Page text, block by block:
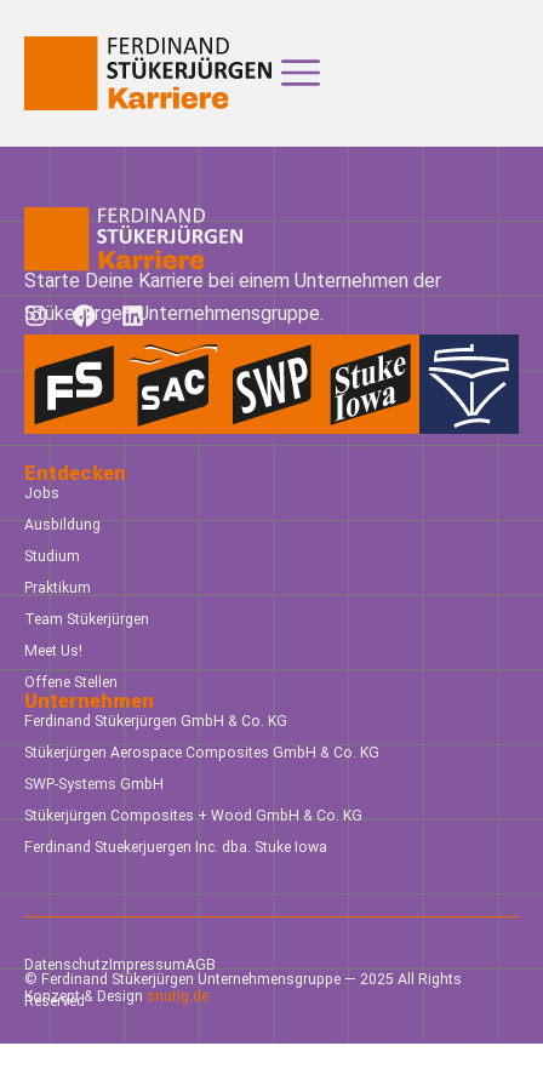
Starte Deine Karriere bei einem Unternehmen der
Stükerjürgen Unternehmensgruppe.
Entdecken
Jobs
Ausbildung
Studium
Praktikum
Team Stükerjürgen
Meet Us!
Offene Stellen
Unternehmen
Ferdinand Stükerjürgen GmbH & Co. KG
Stükerjürgen Aerospace Composites GmbH & Co. KG
SWP-Systems GmbH
Stükerjürgen Composites + Wood GmbH & Co. KG
Ferdinand Stuekerjuergen Inc. dba. Stuke Iowa
DatenschutzImpressumAGB
© Ferdinand Stükerjürgen Unternehmensgruppe — 2025 All Rights
Reserved
Konzept & Design snutig.de